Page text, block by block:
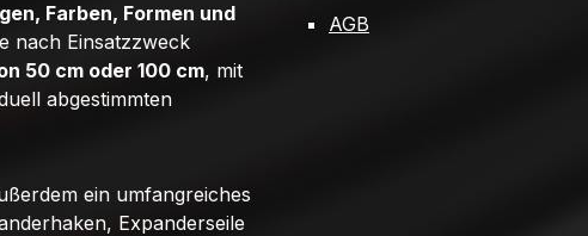
Farben, Formen und
nach Einsatzzweck
50 cm oder 100 cm, mit
abgestimmten
ein umfangreiches
Expanderseile
AGB